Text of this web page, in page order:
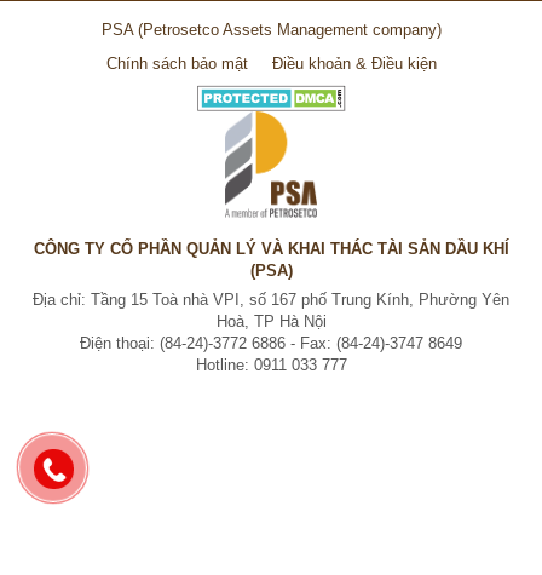
PSA (Petrosetco Assets Management company)
Chính sách bảo mật
Điều khoản & Điều kiện
CÔNG TY CỔ PHẦN QUẢN LÝ VÀ KHAI THÁC TÀI SẢN DẦU KHÍ
(PSA)
Địa chỉ: Tầng 15 Toà nhà VPI, số 167 phố Trung Kính, Phường Yên
Hoà, TP Hà Nội
Điện thoại: (84-24)-3772 6886 - Fax: (84-24)-3747 8649
Hotline: 0911 033 777